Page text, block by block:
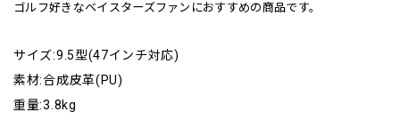
ゴルフ好きなベイスターズファンにおすすめの商品です。
サイズ:9.5型(47インチ対応)
素材:合成皮革(PU)
重量:3.8kg